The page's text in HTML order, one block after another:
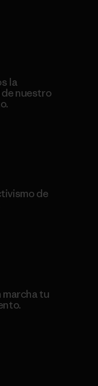
la
nuestro
de
marcha tu